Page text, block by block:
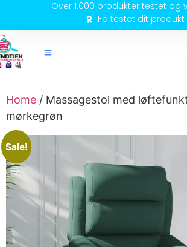
Over 1.000 produkter testet og
Få testet dit produkt
Home / Massagestol med
mørkegrøn
Sale!